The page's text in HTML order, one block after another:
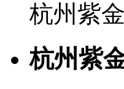
杭州紫
杭州紫